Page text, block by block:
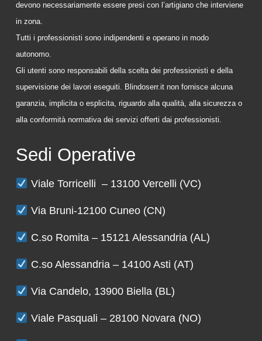
devono necessariamente essere presi con l’artigiano che interviene
in zona.
Tutti i professionisti sono indipendenti e operano in modo
autonomo.
Gli utenti sono responsabili della scelta dei professionisti e della
supervisione dei lavori eseguiti. Blindoserr.it non fornisce alcuna
garanzia, implicita o esplicita, riguardo alla qualità, alla sicurezza o
alla conformità normativa dei servizi offerti dai professionisti.
Sedi Operative
Viale Torricelli – 13100 Vercelli (VC)
Via Bruni-12100 Cuneo (CN)
C.so Romita – 15121 Alessandria (AL)
C.so Alessandria – 14100 Asti (AT)
Via Candelo, 13900 Biella (BL)
Viale Pasquali – 28100 Novara (NO)